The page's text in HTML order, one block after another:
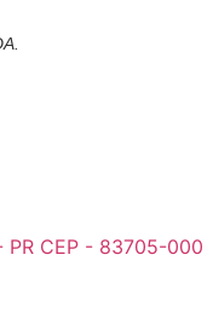
PR CEP - 83705-000